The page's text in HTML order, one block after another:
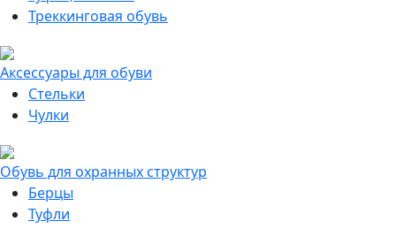
Треккинговая обувь
Аксессуары для обуви
Стельки
Чулки
Обувь для охранных структур
Берцы
Туфли